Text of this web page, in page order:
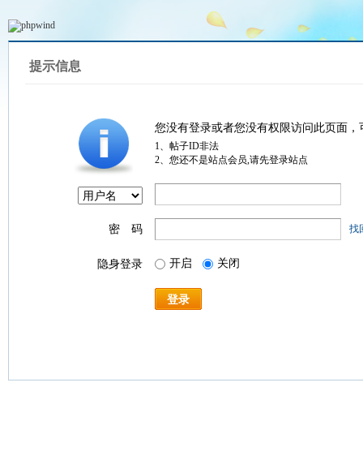
提示信息
您没有登录或者您没有权限访问此页面
1、帖子ID非法
2、您还不是站点会员,请先登录站点
密 码 找
隐身登录 开启 关闭
登录